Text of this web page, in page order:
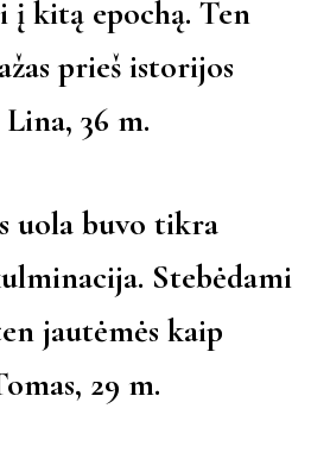
į kitą epochą. Ten
prieš istorijos
36 m.
uola buvo tikra
Stebėdami
jautėmės kaip
29 m.